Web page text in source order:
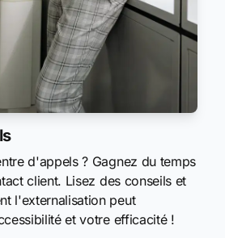
d'appels ? Gagnez du temps
client. Lisez des conseils et
l'externalisation peut
et votre efficacité !